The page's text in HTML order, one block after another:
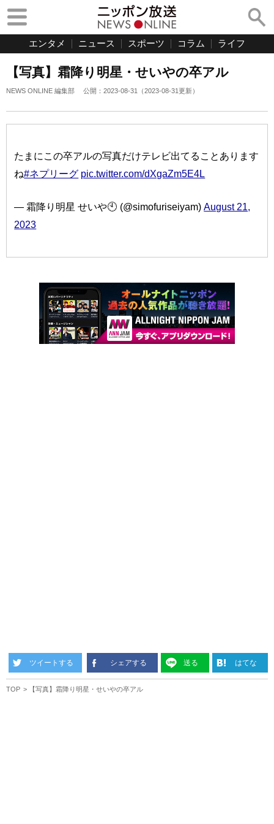
エンタメ ニュース スポーツ コラム ライフ
【写真】霜降り明星・せいやの卒アル
NEWS ONLINE 編集部 公開： 2023-08-31 （2023-08-31更新）
たまにこの卒アルの写真だけテレビ出てることあります
ね#ネプリーグ pic.twitter.com/dXgaZm5E4L
— 霜降り明星 せいや🕙 (@simofuriseiyam)August 21,
2023
ツイートする シェアする 送る はてな
TOP 【写真】霜降り明星・せいやの卒アル